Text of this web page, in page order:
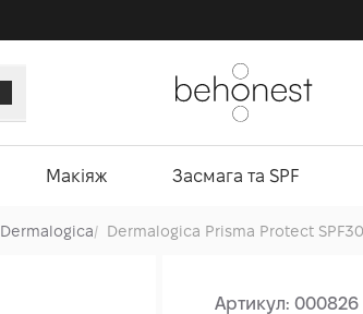
Макіяж Засмага та SPF
Dermalogica/ Dermalogica Prisma Protect
Артикул:000826